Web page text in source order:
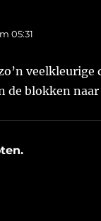
05:31
de blokken